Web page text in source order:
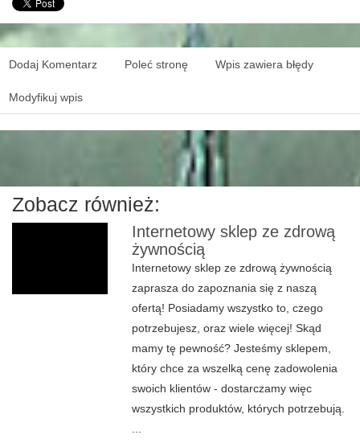
Dodaj Komentarz Poleć stronę Wpis zawiera błędy
Modyfikuj wpis
Zobacz również:
Internetowy sklep ze zdrową
żywnością
Internetowy sklep ze zdrową żywnością
zaprasza do zapoznania się z naszą
ofertą! Posiadamy wszystko to, czego
potrzebujesz, oraz wiele więcej! Skąd
mamy tę pewność? Jesteśmy sklepem,
który chce za wszelką cenę zadowolenia
swoich klientów - dostarczamy więc
wszystkich produktów, których potrzebują.